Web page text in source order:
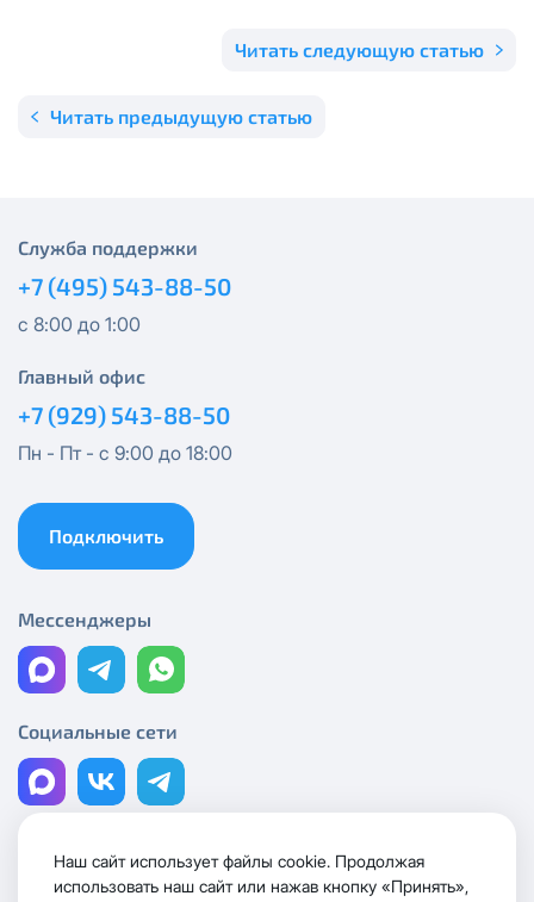
Читать предыдущую статью
Читать следующую статью
Служба поддержки
+7 (495) 543-88-50
с 8:00 до 1:00
Главный офис
+7 (929) 543-88-50
Пн - Пт - с 9:00 до 18:00
Подключить
Мессенджеры
Социальные сети
Лицензии и сертификаты
Наш сайт использует файлы cookie. Продолжая
использовать наш сайт или нажав кнопку «Принять»,
Публичный Лайт
Коммерческий Лайт
Гигант 1000
Визендорф 100
Визендорф 200
Визендорф 300*
Визендорф 500*
Нептун 100М
Нептун 500М